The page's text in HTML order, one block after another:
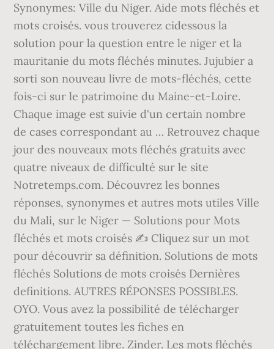
Synonymes: Ville du Niger. Aide mots fléchés et
mots croisés. vous trouverez cidessous la
solution pour la question entre le niger et la
mauritanie du mots fléchés minutes. Jujubier a
sorti son nouveau livre de mots-fléchés, cette
fois-ci sur le patrimoine du Maine-et-Loire.
Chaque image est suivie d'un certain nombre
de cases correspondant au … Retrouvez chaque
jour des nouveaux mots fléchés gratuits avec
quatre niveaux de difficulté sur le site
Notretemps.com. Découvrez les bonnes
réponses, synonymes et autres mots utiles Ville
du Mali, sur le Niger — Solutions pour Mots
fléchés et mots croisés ✍ Cliquez sur un mot
pour découvrir sa définition. Solutions de mots
fléchés Solutions de mots croisés Dernières
definitions. AUTRES RÉPONSES POSSIBLES.
OYO. Vous avez la possibilité de télécharger
gratuitement toutes les fiches en
téléchargement libre. Zinder. Les mots fléchés